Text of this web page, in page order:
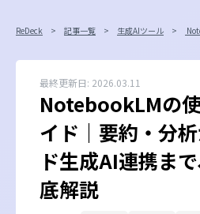
ReDeck 記事一覧 生成AIツール
最終更新日: 2026.03.11
NotebookLMの
イド｜要約・分
ド生成AI連携ま
底解説